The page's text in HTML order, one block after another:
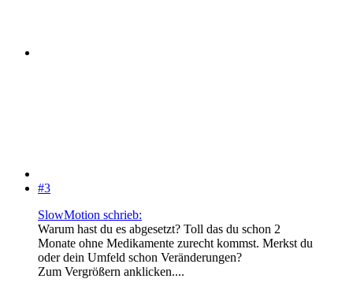
#3
SlowMotion schrieb:
Warum hast du es abgesetzt? Toll das du schon 2
Monate ohne Medikamente zurecht kommst. Merkst du
oder dein Umfeld schon Veränderungen?
Zum Vergrößern anklicken....